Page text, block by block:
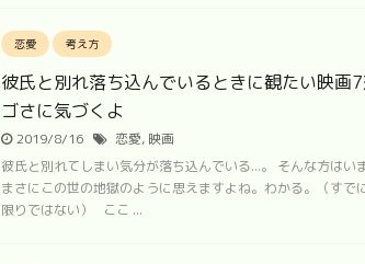
恋愛 考え方
彼氏と別れ落ち込んでいるときに観たい映画
ゴさに気づくよ
2019/8/16 恋愛, 映画
彼氏と別れてしまい気分が落ち込んでいる...。 そんな方はい
まさにこの世の地獄のように思えますよね。わかる。（すで
限りではない） ここ ...